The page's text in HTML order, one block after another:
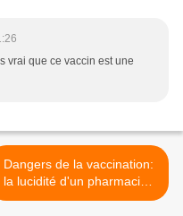
vrai que ce vaccin est une
Dangers de la vaccination:
la lucidité d'un pharmacien
>